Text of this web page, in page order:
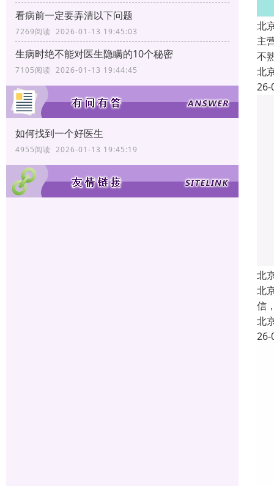
看病前一定要弄清以下问题
7269阅读 2026-01-13 19:45:03
生病时绝不能对医生隐瞒的10个秘密
7105阅读 2026-01-13 19:44:45
如何找到一个好医生
4955阅读 2026-01-13 19:45:19
北
主
不
北
26-
北
北
信
北
26-